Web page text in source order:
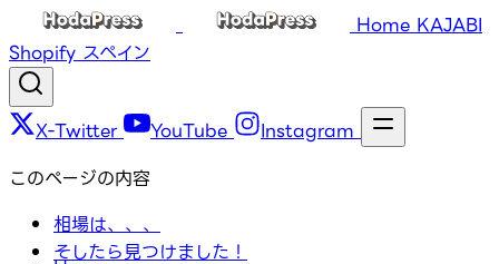
Home KAJABI
Shopify スペイン
X-Twitter YouTube Instagram
このページの内容
相場は、、、
そしたら見つけました！